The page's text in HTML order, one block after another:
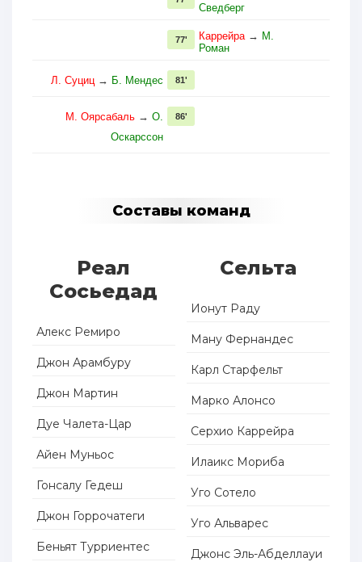
Сведберг
Каррейра→ М.
Роман
77'
Л. Суциц→ Б. Мендес 81'
М. Оярсабаль → О.
Оскарссон
86'
Составы команд
Реал
Сосьедад
Алекс Ремиро
Джон Арамбуру
Джон Мартин
Дуе Чалета-Цар
Айен Муньос
Гонсалу Гедеш
Джон Горрочатеги
Беньят Турриентес
Сельта
Ионут Раду
Ману Фернандес
Карл Старфельт
Марко Алонсо
Серхио Каррейра
Илаикс Мориба
Уго Сотело
Уго Альварес
Джонс Эль-Абделлауи